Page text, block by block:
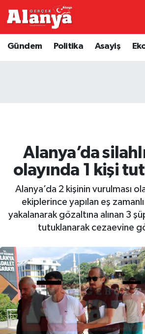
Gündem Politika Asayiş
Alanya’da
olayında 1 kişi
Alanya’da 2 kişinin vurulması
ekiplerince yapılan eş
yakalanarak gözaltına alınan 3
tutuklanarak cezaevine
Genel
Diğer
Dünya
Ekonomi
Güncel
Gündem
Politika
Trafik Durumu
Haber Arşivi